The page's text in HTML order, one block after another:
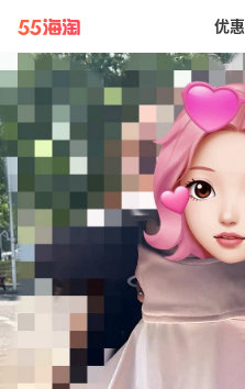
带你去官网买正品
优惠